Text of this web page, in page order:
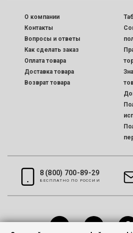
O компании
Контакты
Вопросы и ответы
Как сделать заказ
Оплата товара
Доставка товара
Возврат товара
8 (800) 700-89-29
БЕСПЛАТНО ПО РОССИИ